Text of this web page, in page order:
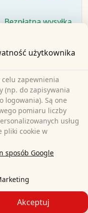
Bezpłatna wysyłka
użytkownika
zapewnienia
(np. do zapisywania
logowania). Są one
pomiaru liczby
usług
pliki cookie w
sposób Google
Akceptuj